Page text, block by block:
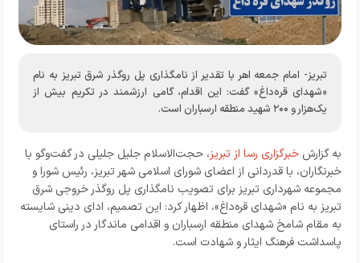
تبریز- امام جمعه اهر با تقدیر از نامگذاری پل روگذر شرق تبریز به نام
«شهدای قره‌داغ» گفت: این اقدام، گامی ارزشمند در تکریم بیش از
یک‌هزار و ۲۰۰ شهید منطقه ارسباران است.
به گزارش خبرگزاری رسا از تبریز، حجت‌الاسلام جلیل جلیلی در گفت‌وگو با
خبرنگاران، با قدردانی از اعضای شورای اسلامی شهر تبریز، رئیس شورا و
مجموعه شهرداری تبریز برای تصویب نامگذاری پل روگذر خروجی شرق
تبریز به نام «شهدای قره‌داغ»، اظهار کرد: این تصمیم، ادای دینی شایسته
به مقام شامخ شهدای منطقه ارسباران و اقدامی ماندگار در راستای
پاسداشت فرهنگ ایثار و شهادت است.